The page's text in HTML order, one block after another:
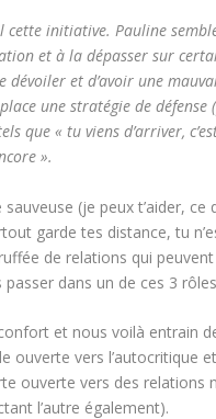
initiative. Pauline
et à la dépasser sur
et d’avoir une
une stratégie de défense
que « tu viens d’arriver,
».
(je peux t’aider, ce
garde tes distance, tu
de relations qui
dans un de ces 3
et nous voilà entrain
vers l’autocritique et
ouverte vers des relations
l’autre également).